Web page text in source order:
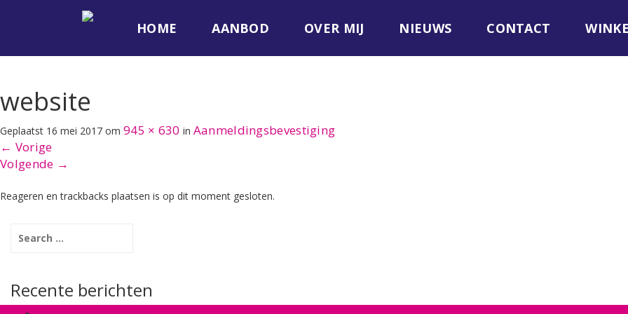
HOME AANBOD OVER MIJ NIEUWS CONTACT
website
Geplaatst 16 mei 2017 om 945 × 630 in Aanmeldingsbevestiging
← Vorige
Volgende →
Reageren en trackbacks plaatsen is op dit moment gesloten.
Recente berichten